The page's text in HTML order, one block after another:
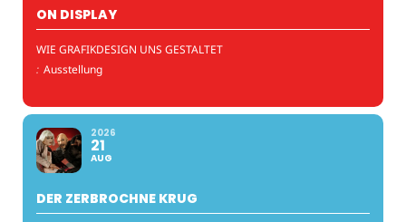
ON DISPLAY
WIE GRAFIKDESIGN UNS GESTALTET
: Ausstellung
2026
21
AUG
DER ZERBROCHNE KRUG